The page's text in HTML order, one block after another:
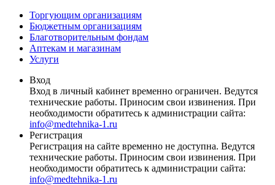
Торгующим организациям
Бюджетным организациям
Благотворительным фондам
Аптекам и магазинам
Услуги
Вход
Вход в личный кабинет временно ограничен. Ведутся
технические работы. Приносим свои извинения. При
необходимости обратитесь к администрации сайта:
info@medtehnika-1.ru
Регистрация
Регистрация на сайте временно не доступна. Ведутся
технические работы. Приносим свои извинения. При
необходимости обратитесь к администрации сайта:
info@medtehnika-1.ru